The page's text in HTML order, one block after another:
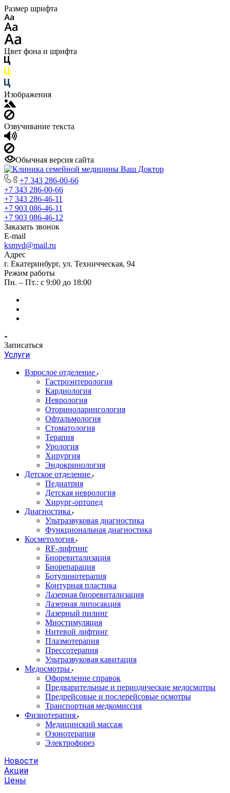
Размер шрифта
Цвет фона и шрифта
Изображения
Озвучивание текста
Обычная версия сайта
+7 343 286-00-66
+7 343 286-00-66
+7 343 286-46-11
+7 903 086-46-11
+7 903 086-46-12
Заказать звонок
E-mail
ksmvd@mail.ru
Адрес
г. Екатеринбург, ул. Техничческая, 94
Режим работы
Пн. – Пт.: с 9:00 до 18:00
Записаться
Услуги
Взрослое отделение
Гастроэнтерология
Кардиология
Неврология
Оториноларингология
Офтальмология
Стоматология
Терапия
Урология
Хирургия
Эндокринология
Детское отделение
Педиатрия
Детская неврология
Хирург-ортопед
Диагностика
Ультразвуковая диагностика
Функциональная диагностика
Косметология
RF-лифтинг
Биоревитализация
Биорепарация
Ботулинотерапия
Контурная пластика
Лазерная биоревитализация
Лазерная липосакция
Лазерный пилинг
Миостимуляция
Нитевой лифтинг
Плазмотерапия
Прессотерапия
Ультразвуковая кавитация
Медосмотры
Оформление справок
Предварительные и периодические медосмотры
Предрейсовые и послерейсовые осмотры
Транспортная медкомиссия
Физиотерапия
Медицинский массаж
Озонотерапия
Электрофорез
Новости
Акции
Цены